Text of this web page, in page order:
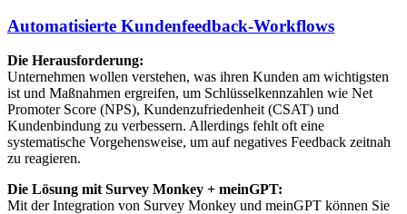
Automatisierte Kundenfeedback-Workflows
Die Herausforderung:
Unternehmen wollen verstehen, was ihren Kunden am wichtigsten
ist und Maßnahmen ergreifen, um Schlüsselkennzahlen wie Net
Promoter Score (NPS), Kundenzufriedenheit (CSAT) und
Kundenbindung zu verbessern. Allerdings fehlt oft eine
systematische Vorgehensweise, um auf negatives Feedback zeitnah
zu reagieren.
Die Lösung mit Survey Monkey + meinGPT:
Mit der Integration von Survey Monkey und meinGPT können Sie